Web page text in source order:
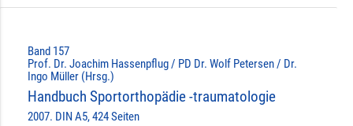
Band 157
Prof. Dr. Joachim Hassenpflug / PD Dr. Wolf Petersen / Dr.
Ingo Müller (Hrsg.)
Handbuch Sportorthopädie -traumatologie
2007. DIN A5, 424 Seiten